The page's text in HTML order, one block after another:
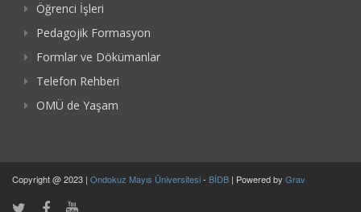
Öğrenci İşleri
Pedagojik Formasyon
Formlar ve Dökümanlar
Telefon Rehberi
OMÜ de Yaşam
Copyright @ 2023 | Ondokuz Mayıs Üniversitesi- BİDB | Powered by Grav